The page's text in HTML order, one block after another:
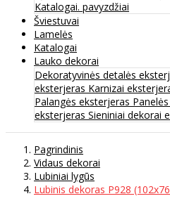
Katalogai. pavyzdžiai
Šviestuvai
Lamelės
Katalogai
Lauko dekorai
Dekoratyvinės detalės
eksterjeras Karnizai
Palangės eksterjeras
eksterjeras Sieniniai dekorai
Pagrindinis
Vidaus dekorai
Lubiniai lygūs
Lubinis dekoras P928